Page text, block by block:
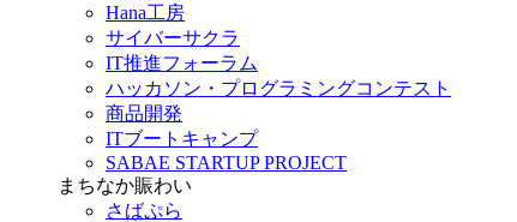
Hana工房
サイバーサクラ
IT推進フォーラム
ハッカソン・プログラミングコンテスト
商品開発
ITブートキャンプ
SABAE STARTUP PROJECT
まちなか賑わい
さばぷら